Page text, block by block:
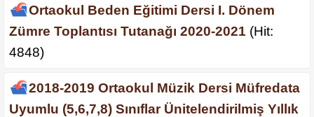
Ortaokul Beden Eğitimi Dersi I. Dönem
Zümre Toplantısı Tutanağı 2020-2021 (Hit:
4848)
2018-2019 Ortaokul Müzik Dersi Müfredata
Uyumlu (5,6,7,8) Sınıflar Ünitelendirilmiş Yıllık